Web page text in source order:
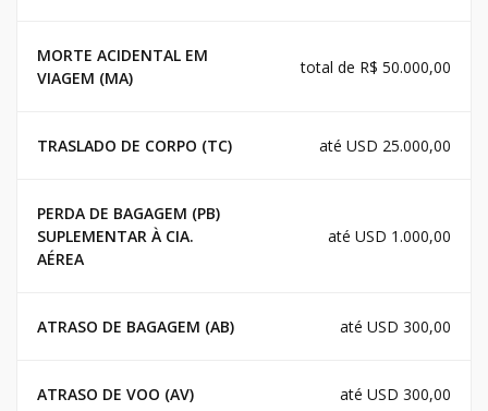
MORTE ACIDENTAL EM
VIAGEM (MA)
total de R$ 50.000,00
TRASLADO DE CORPO (TC) até USD 25.000,00
PERDA DE BAGAGEM (PB)
SUPLEMENTAR À CIA.
AÉREA
até USD 1.000,00
ATRASO DE BAGAGEM (AB) até USD 300,00
ATRASO DE VOO (AV) até USD 300,00